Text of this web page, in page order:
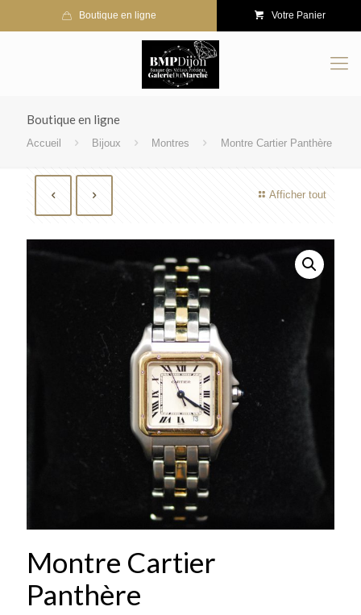
Boutique en ligne Votre Panier
Boutique en ligne
Accueil Bijoux Montres Montre Cartier Panthère
Afficher tout
Montre Cartier
Panthère